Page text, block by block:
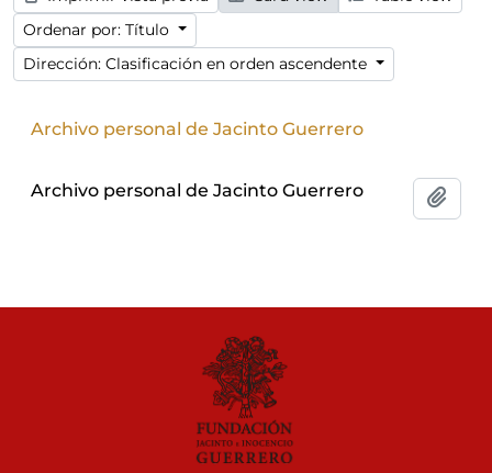
Ordenar por: Título
Dirección: Clasificación en orden ascendente
Archivo personal de Jacinto Guerrero
Archivo personal de Jacinto Guerrero